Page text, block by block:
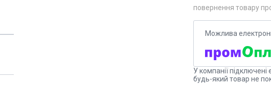
повернення товару
У компанії
будь-який товар не